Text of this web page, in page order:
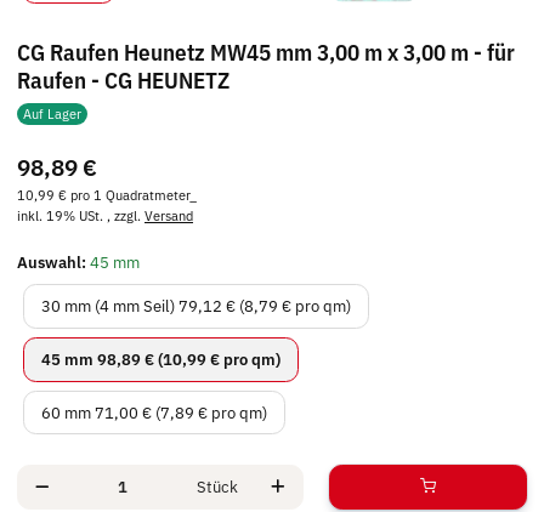
CG Raufen Heunetz MW45 mm 3,00 m x 3,00 m - für
Raufen - CG HEUNETZ
Auf Lager
98,89 €
10,99 € pro 1 Quadratmeter_
inkl. 19% USt. , zzgl. Versand
Auswahl: 45 mm
30 mm (4 mm Seil)30 mm (4 mm Seil)
79,12 € (8,79 € pro qm)
45 mm 45 mm
98,89 € (10,99 € pro qm)
60 mm60 mm
71,00 € (7,89 € pro qm)
Stück